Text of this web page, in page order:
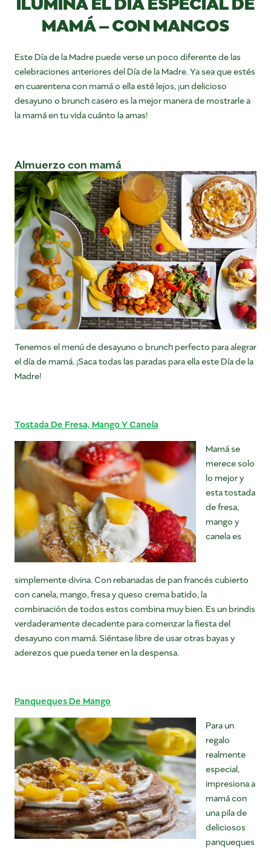
MAMÁ – CON MANGOS
Este Día de la Madre puede verse un poco diferente de las
celebraciones anteriores del Día de la Madre. Ya sea que estés
en cuarentena con mamá o ella esté lejos, ¡un delicioso
desayuno o brunch casero es la mejor manera de mostrarle a
la mamá en tu vida cuánto la amas!
Almuerzo con mamá
Tenemos el menú de desayuno o brunch perfecto para alegrar
el día de mamá. ¡Saca todas las paradas para ella este Día de la
Madre!
Tostada De Fresa, Mango Y Canela
Mamá se
merece solo
lo mejor y
esta tostada
de fresa,
mango y
canela es
simplemente divina. Con rebanadas de pan francés cubierto
con canela, mango, fresa y queso crema batido, la
combinación de todos estos combina muy bien. Es un brindis
verdaderamente decadente para comenzar la fiesta del
desayuno con mamá. Siéntase libre de usar otras bayas y
aderezos que pueda tener en la despensa.
Panqueques De Mango
Para un
regalo
realmente
especial,
impresiona a
mamá con
una pila de
deliciosos
panqueques